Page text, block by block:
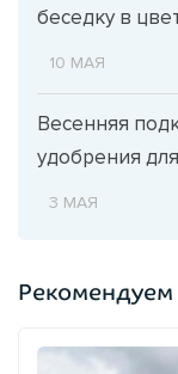
беседку в
10 МАЯ
Весенняя
удобрения
3 МАЯ
Рекомендуем